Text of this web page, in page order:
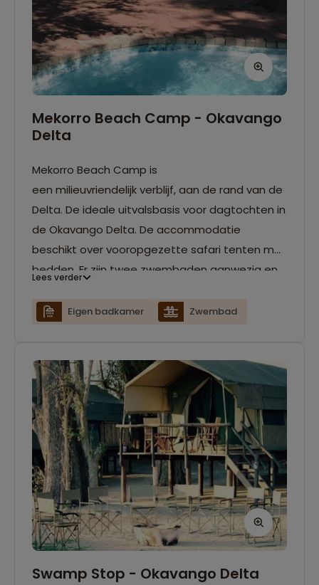
Mekorro Beach Camp - Okavango
Delta
Mekorro Beach Camp is
een milieuvriendelijk verblijf, aan de rand van de
Delta. De ideale uitvalsbasis voor dagtochten in
de Okavango Delta. De accommodatie
beschikt over vooropgezette safari tenten met
bedden. Er zijn twee zwembaden aanwezig en
uitkijkplatform over de Okavango rivier. In de
Lees verder
Eigen badkamer Zwembad
Swamp Stop - Okavango Delta